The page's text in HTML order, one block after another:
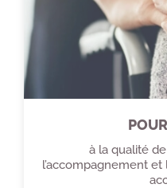
à la qualité
l’accompagnement